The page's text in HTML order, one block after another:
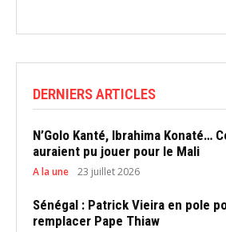
DERNIERS ARTICLES
N’Golo Kanté, Ibrahima Konaté…
auraient pu jouer pour le Mali
A la une 23 juillet 2026
Sénégal : Patrick Vieira en pole
remplacer Pape Thiaw